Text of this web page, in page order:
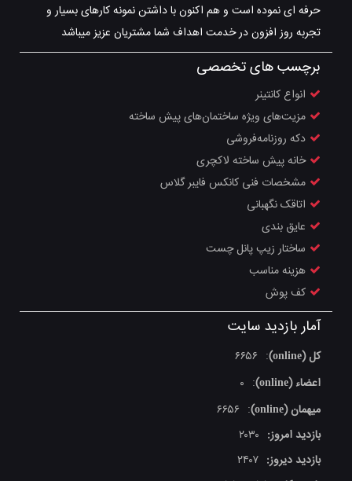
حرفه ای نموده است و هم اکنون با داشتن نمونه کارهای بسیار و
تجربه روز افزون در خدمت اهداف شما مشتریان عزیز میباشد
برچسب های تخصصی
انواع کانتینر
مزیت‌های ویژه ساختمان‌های پیش ساخته
دکه‌ روزنامه‌فروشی
خانه پیش ساخته لاکچری
مشخصات فنی کانکس فايبر گلاس
اتاقک نگهبانی
عایق بندی
ساختار زیپ پانل چست
هزینه مناسب
کف پوش
آمار بازدید سایت
کل (online) :
۶۶۵۶
اعضاء (online)
:
۰
میهمان (online)
:
۶۶۵۶
بازدید امروز: ۲۰۳۰
بازدید دیروز: ۲۴۰۷